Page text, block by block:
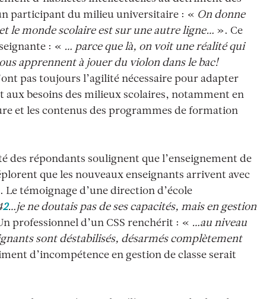
participant du milieu universitaire : « On donne
le monde scolaire est sur une autre ligne… ». Ce
: « … parce que là, on voit une réalité qui
apprennent à jouer du violon dans le bac!
pas toujours l’agilité nécessaire pour adapter
besoins des milieux scolaires, notamment en
et les contenus des programmes de formation
des répondants soulignent que l’enseignement de
que les nouveaux enseignants arrivent avec
témoignage d’une direction d’école
2…je ne doutais pas de ses capacités, mais en gestion
professionnel d’un CSS renchérit : « …au niveau
sont déstabilisés, désarmés complètement
d’incompétence en gestion de classe serait